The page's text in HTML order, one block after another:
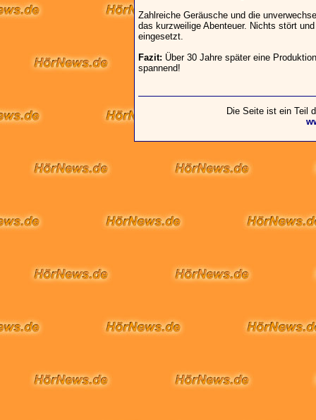
Zahlreiche Geräusche und die
das kurzweilige Abenteuer. Nichts stört
eingesetzt.
Fazit: Über 30 Jahre später eine
spannend!
Die Seite ist ein Teil